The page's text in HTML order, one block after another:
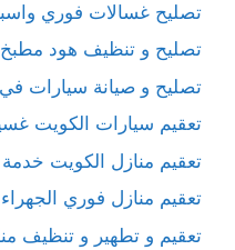
تصليح غسالات فوري
تصليح و تنظيف هود
تصليح و صيانة سيارات
تعقيم سيارات الكويت
تعقيم منازل الكويت خدمة
تعقيم منازل فوري الجهراء
تعقيم و تطهير و تنظيف